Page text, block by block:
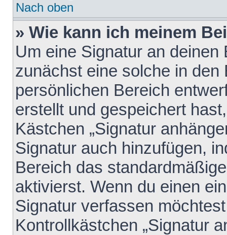
Nach oben
» Wie kann ich meinem
Um eine Signatur an
zunächst eine solche in den
persönlichen Bereich
erstellt und gespeichert
Kästchen „Signatur
Signatur auch hinzufügen,
Bereich das
aktivierst. Wenn du einen
Signatur verfassen
Kontrollkästchen „Signatur